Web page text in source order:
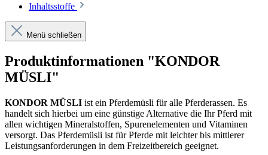
Inhaltsstoffe
Menü schließen
Produktinformationen "KONDOR
MÜSLI"
KONDOR MÜSLI ist ein Pferdemüsli für alle Pferderassen. Es
handelt sich hierbei um eine günstige Alternative die Ihr Pferd mit
allen wichtigen Mineralstoffen, Spurenelementen und Vitaminen
versorgt. Das Pferdemüsli ist für Pferde mit leichter bis mittlerer
Leistungsanforderungen in dem Freizeitbereich geeignet.